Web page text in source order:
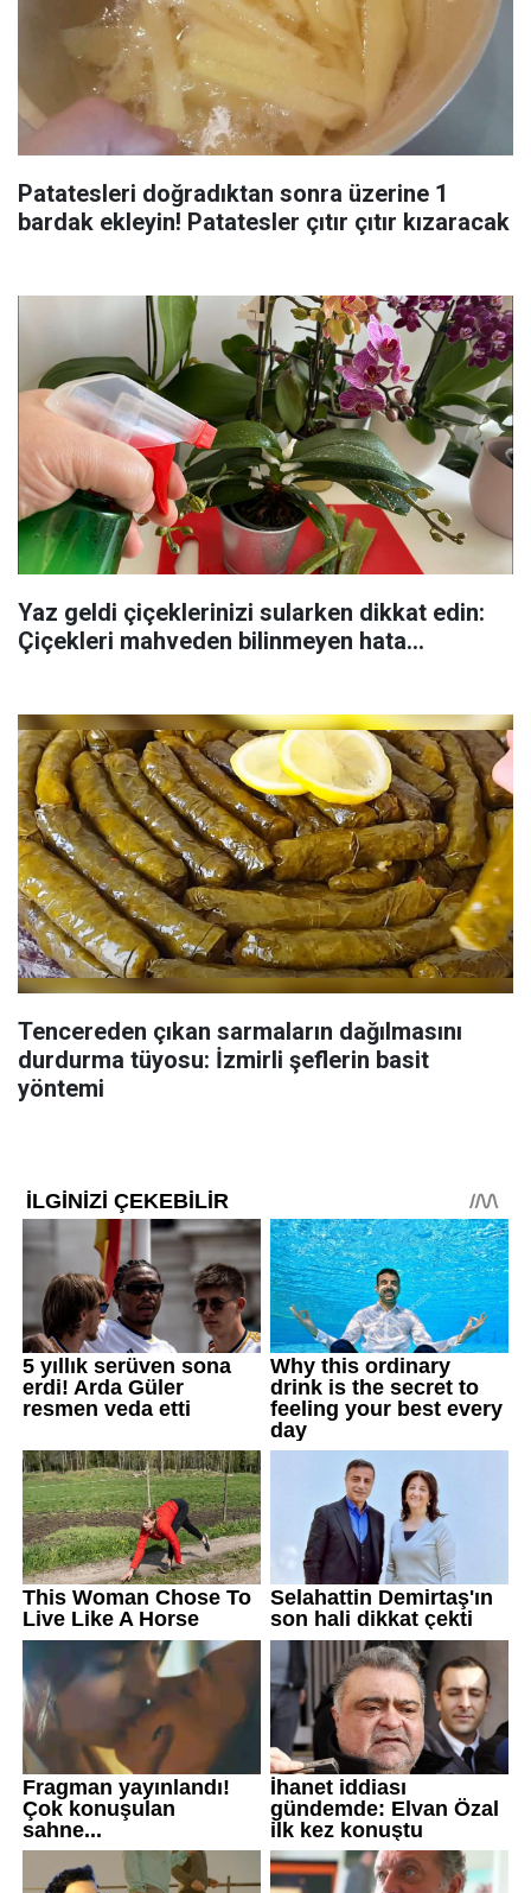
Patatesleri doğradıktan sonra üzerine 1
bardak ekleyin! Patatesler çıtır çıtır kızaracak
Yaz geldi çiçeklerinizi sularken dikkat edin:
Çiçekleri mahveden bilinmeyen hata...
Tencereden çıkan sarmaların dağılmasını
durdurma tüyosu: İzmirli şeflerin basit
yöntemi